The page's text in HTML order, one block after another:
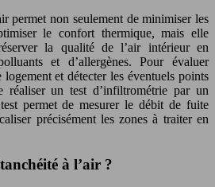
permet non seulement de minimiser les
le confort thermique, mais elle
la qualité de l’air intérieur en
et d’allergènes. Pour évaluer
logement et détecter les éventuels points
réaliser un test d’infiltrométrie par un
permet de mesurer le débit de fuite
précisément les zones à traiter en
à l’air ?